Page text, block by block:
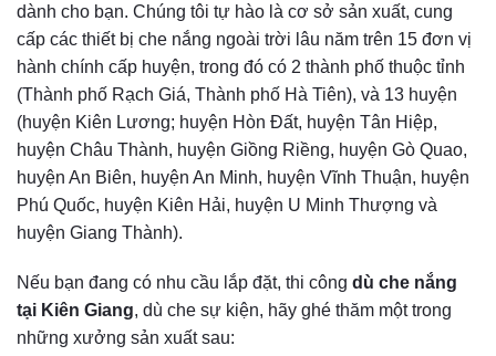
dành cho bạn. Chúng tôi tự hào là cơ sở sản xuất, cung
cấp các thiết bị che nắng ngoài trời lâu năm trên 15 đơn vị
hành chính cấp huyện, trong đó có 2 thành phố thuộc tỉnh
(Thành phố Rạch Giá, Thành phố Hà Tiên), và 13 huyện
(huyện Kiên Lương; huyện Hòn Đất, huyện Tân Hiệp,
huyện Châu Thành, huyện Giồng Riềng, huyện Gò Quao,
huyện An Biên, huyện An Minh, huyện Vĩnh Thuận, huyện
Phú Quốc, huyện Kiên Hải, huyện U Minh Thượng và
huyện Giang Thành).
Nếu bạn đang có nhu cầu lắp đặt, thi công dù che nắng
tại Kiên Giang, dù che sự kiện, hãy ghé thăm một trong
những xưởng sản xuất sau: